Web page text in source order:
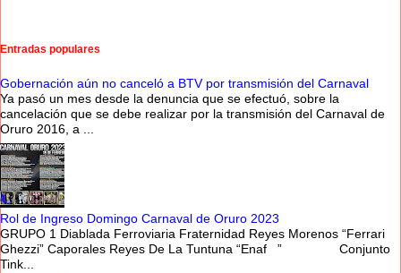
Entradas populares
Gobernación aún no canceló a BTV por transmisión del Carnaval
Ya pasó un mes desde la denuncia que se efectuó, sobre la
cancelación que se debe realizar por la transmisión del Carnaval de
Oruro 2016, a ...
Rol de Ingreso Domingo Carnaval de Oruro 2023
GRUPO 1 Diablada Ferroviaria Fraternidad Reyes Morenos “Ferrari
Ghezzi” Caporales Reyes De La Tuntuna “Enaf ” Conjunto
Tink...